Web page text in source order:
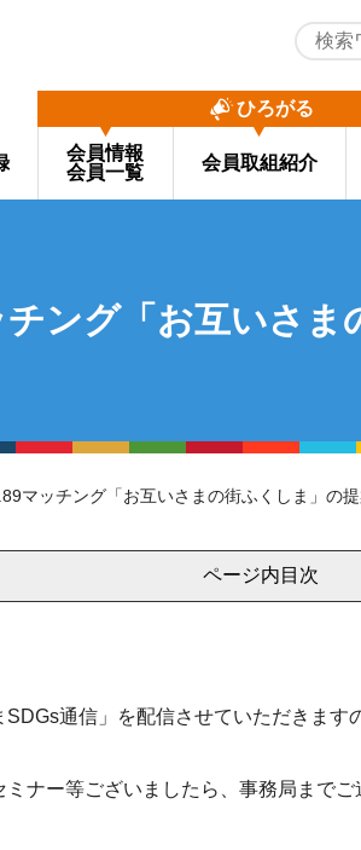
ひろがる
会員情報
会員一覧
会員取組紹介
ング「お互いさま
マッチング「お互いさまの街ふくしま」の
ページ内目次
通信」を配信させていただきます
ナー等ございましたら、事務局までご